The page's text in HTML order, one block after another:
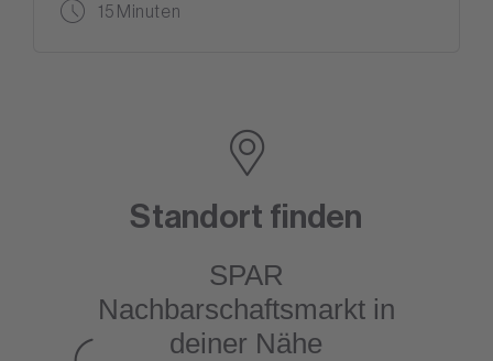
15 Minuten
Standort finden
SPAR
Nachbarschaftsmarktin
deiner Nähe